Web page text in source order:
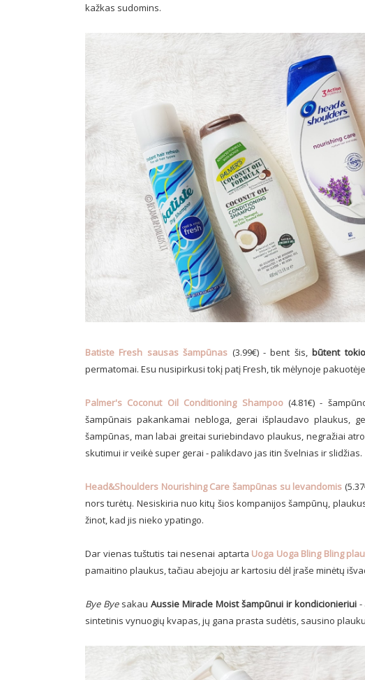
kažkas sudomins.
Batiste Fresh sausas šampūnas (3.99€) - bent šis,būtent
permatomai. Esu nusipirkusi tokį patį Fresh, tik mėlynoje
Palmer's Coconut Oil Conditioning Shampoo(4.81€) -
šampūnais pakankamai nebloga, gerai išplaudavo plaukus,
šampūnas, man labai greitai suriebindavo plaukus, negražiai
skutimui ir veikė super gerai - palikdavo jas itin švelnias ir slidžias.
Head&Shoulders Nourishing Care šampūnas su levandomis
nors turėtų. Nesiskiria nuo kitų šios kompanijos šampūnų,
žinot, kad jis nieko ypatingo.
Dar vienas tuštutis tai nesenai aptarta Uoga Uoga Bling Bling
pamaitino plaukus, tačiau abejoju ar kartosiu dėl įraše minėtų
Bye Byesakau Aussie Miracle Moist šampūnui ir kondicionieriui -
sintetinis vynuogių kvapas, jų gana prasta sudėtis, sausino